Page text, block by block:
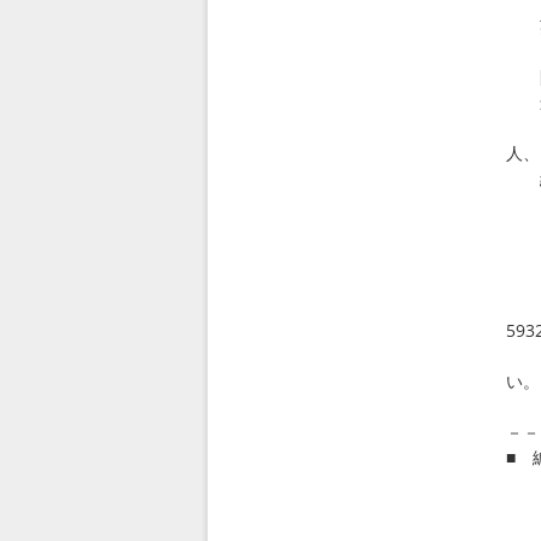
英
間
込
（
人、
経
ま
よ
＜
詳
5932
（
い。
－
■
皆
今
は